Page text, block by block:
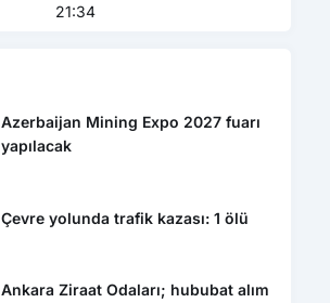
21:34
Azerbaijan Mining Expo 2027 fuarı
yapılacak
Çevre yolunda trafik kazası: 1 ölü
Ankara Ziraat Odaları; hububat alım